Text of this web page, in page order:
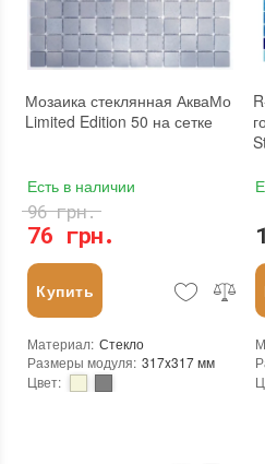
Тип поверхности: Матовая
Камень: Victoria Beige
Мозаика стеклянная АкваМо
Limited Edition 50 на сетке
Есть в наличии
76 грн.
96 грн.
Купить
Материал: Стекло
Размеры модуля: 317x317 мм
Цвет: